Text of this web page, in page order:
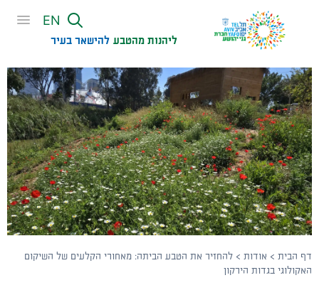
מֻפְעֶלֶת
מַעֲרֶכֶת
נָגִישׁ
בִּקְלִיק
הַמְּסַיַּעַת
לִנְגִישׁוּת
הָאֲתָר.
EN
ליהנות מהטבע להישאר בעיר​
דף הבית > אודות > להחזיר את הטבע הביתה: מאחורי הקלעים של השיקום
האקולוגי בגדות הירקון